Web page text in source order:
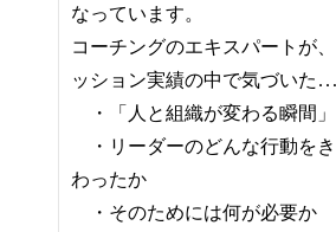
なっています。
コーチングのエキスパートが
ッション実績の中で気づい
・「人と組織が変わる瞬間
・リーダーのどんな行動を
わったか
・そのためには何が必要か